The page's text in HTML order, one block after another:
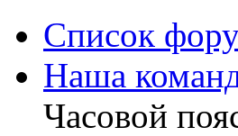
Список
Наша
Часовой